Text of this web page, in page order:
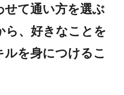
せて通い⽅を選ぶ
ら、好きなことを
を⾝につけるこ